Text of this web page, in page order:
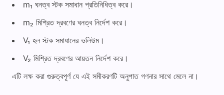
m₁ ঘনত্ব স্টক সমাধান প্রতিনিধিত্ব করে।
m₂ মিশ্রিত দ্রবণের ঘনত্ব নির্দেশ করে।
V₁ হল স্টক সমাধানের ভলিউম।
V₂ মিশ্রিত দ্রবণের আয়তন নির্দেশ করে।
এটি লক্ষ করা গুরুত্বপূর্ণ যে এই সমীকরণটি অনুপাত গণনার সাথে মেলে না।